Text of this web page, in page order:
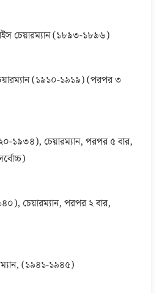
চেয়ারম্যান (১৮৯৩-১৮৯৬)
(১৯১০-১৯১৯) (পরপর ৩
১৯৩৪), চেয়ারম্যান, পরপর ৫ বার,
চেয়ারম্যান, পরপর ২ বার,
(১৯৪১-১৯৪৫)